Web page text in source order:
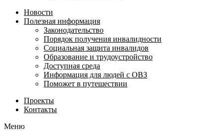
Новости
Полезная информация
Законодательство
Порядок получения инвалидности
Социальная защита инвалидов
Образование и трудоустройство
Доступная среда
Информация для людей с ОВЗ
Поможет в путешествии
Проекты
Контакты
Меню